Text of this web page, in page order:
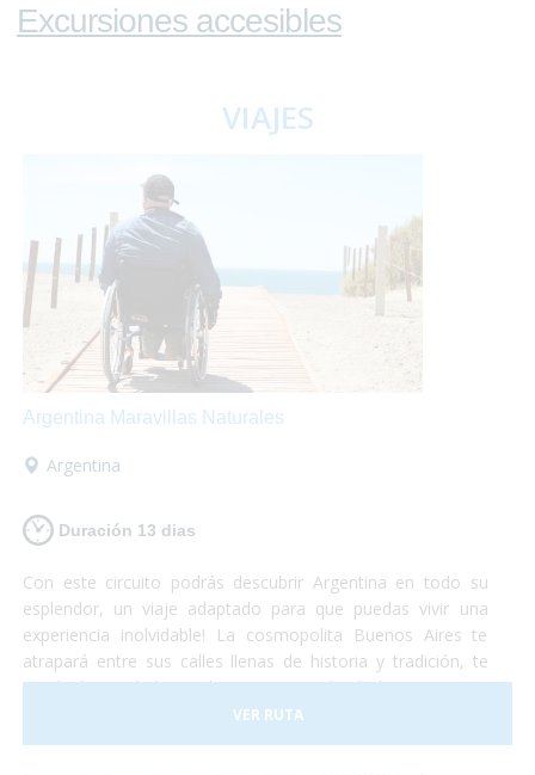
Excursiones accesibles
VIAJES
Argentina Maravillas Naturales
Argentina
Duración 13 dias
Con este circuito podrás descubrir Argentina en todo su
esplendor, un viaje adaptado para que puedas vivir una
experiencia inolvidable! La cosmopolita Buenos Aires te
atrapará entre sus calles llenas de historia y tradición, te
quedarás con la boca abierta contemplando la imponencia
del Glaciar Perito Moreno, te emocionarás al sentir la
presencia de las ballenas a tu alrededor y podrás disfrutar
VER RUTA